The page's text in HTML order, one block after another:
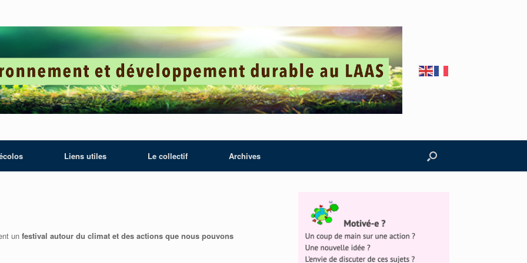
Liens utiles Le collectif Archives
un festival autour du climat et des actions que nous pouvons